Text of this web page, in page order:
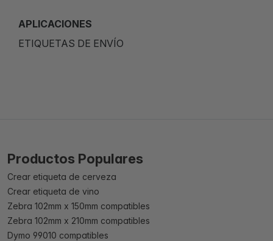
APLICACIONES
ETIQUETAS DE ENVÍO
Productos Populares
Crear etiqueta de cerveza
Crear etiqueta de vino
Zebra 102mm x 150mm compatibles
Zebra 102mm x 210mm compatibles
Dymo 99010 compatibles